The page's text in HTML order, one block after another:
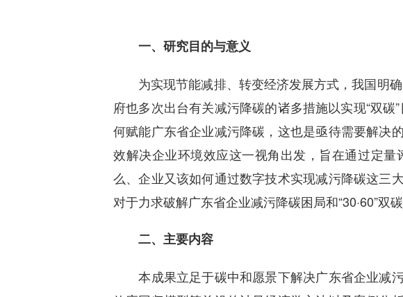
一、研究目的与意义
为实现节能减排、转变经济发展方式，我国明确
府也多次出台有关减污降碳的诸多措施以实现“双碳
何赋能广东省企业减污降碳，这也是亟待需要解决
效解决企业环境效应这一视角出发，旨在通过定
么、企业又该如何通过数字技术实现减污降碳这三
对于力求破解广东省企业减污降碳困局和“30·60”双
二、主要内容
本成果立足于碳中和愿景下解决广东省企业减